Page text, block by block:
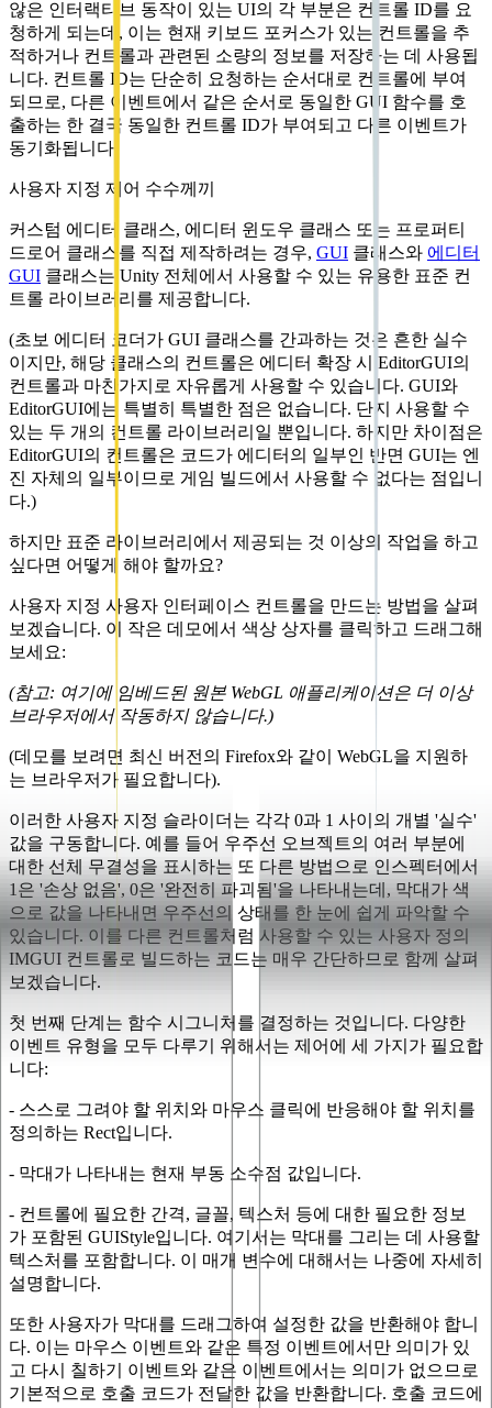
않은 인터랙티브 동작이 있는 UI의 각 부분은 컨트롤 ID를 요
청하게 되는데, 이는 현재 키보드 포커스가 있는 컨트롤을 추
적하거나 컨트롤과 관련된 소량의 정보를 저장하는 데 사용됩
니다. 컨트롤 ID는 단순히 요청하는 순서대로 컨트롤에 부여
되므로, 다른 이벤트에서 같은 순서로 동일한 GUI 함수를 호
출하는 한 결국 동일한 컨트롤 ID가 부여되고 다른 이벤트가
동기화됩니다.
사용자 지정 제어 수수께끼
커스텀 에디터 클래스, 에디터 윈도우 클래스 또는 프로퍼티
드로어 클래스를 직접 제작하려는 경우, GUI 클래스와 에디터
GUI 클래스는 Unity 전체에서 사용할 수 있는 유용한 표준 컨
트롤 라이브러리를 제공합니다.
(초보 에디터 코더가 GUI 클래스를 간과하는 것은 흔한 실수
이지만, 해당 클래스의 컨트롤은 에디터 확장 시 EditorGUI의
컨트롤과 마찬가지로 자유롭게 사용할 수 있습니다. GUI와
EditorGUI에는 특별히 특별한 점은 없습니다. 단지 사용할 수
있는 두 개의 컨트롤 라이브러리일 뿐입니다. 하지만 차이점은
EditorGUI의 컨트롤은 코드가 에디터의 일부인 반면 GUI는 엔
진 자체의 일부이므로 게임 빌드에서 사용할 수 없다는 점입니
다.)
하지만 표준 라이브러리에서 제공되는 것 이상의 작업을 하고
싶다면 어떻게 해야 할까요?
사용자 지정 사용자 인터페이스 컨트롤을 만드는 방법을 살펴
보겠습니다. 이 작은 데모에서 색상 상자를 클릭하고 드래그해
보세요:
(참고: 여기에 임베드된 원본 WebGL 애플리케이션은 더 이상
브라우저에서 작동하지 않습니다.)
(데모를 보려면 최신 버전의 Firefox와 같이 WebGL을 지원하
는 브라우저가 필요합니다).
이러한 사용자 지정 슬라이더는 각각 0과 1 사이의 개별 '실수'
값을 구동합니다. 예를 들어 우주선 오브젝트의 여러 부분에
대한 선체 무결성을 표시하는 또 다른 방법으로 인스펙터에서
1은 '손상 없음', 0은 '완전히 파괴됨'을 나타내는데, 막대가 색
으로 값을 나타내면 우주선의 상태를 한 눈에 쉽게 파악할 수
있습니다. 이를 다른 컨트롤처럼 사용할 수 있는 사용자 정의
IMGUI 컨트롤로 빌드하는 코드는 매우 간단하므로 함께 살펴
보겠습니다.
첫 번째 단계는 함수 시그니처를 결정하는 것입니다. 다양한
이벤트 유형을 모두 다루기 위해서는 제어에 세 가지가 필요합
니다:
- 스스로 그려야 할 위치와 마우스 클릭에 반응해야 할 위치를
정의하는 Rect입니다.
- 막대가 나타내는 현재 부동 소수점 값입니다.
- 컨트롤에 필요한 간격, 글꼴, 텍스처 등에 대한 필요한 정보
가 포함된 GUIStyle입니다. 여기서는 막대를 그리는 데 사용할
텍스처를 포함합니다. 이 매개 변수에 대해서는 나중에 자세히
설명합니다.
또한 사용자가 막대를 드래그하여 설정한 값을 반환해야 합니
다. 이는 마우스 이벤트와 같은 특정 이벤트에서만 의미가 있
고 다시 칠하기 이벤트와 같은 이벤트에서는 의미가 없으므로
기본적으로 호출 코드가 전달한 값을 반환합니다. 호출 코드에